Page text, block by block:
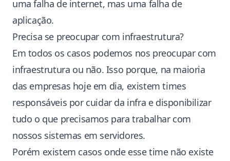
uma falha de internet, mas uma falha de
aplicação.
Precisa se preocupar com infraestrutura?
Em todos os casos podemos nos preocupar com
infraestrutura ou não. Isso porque, na maioria
das empresas hoje em dia, existem times
responsáveis por cuidar da infra e disponibilizar
tudo o que precisamos para trabalhar com
nossos sistemas em servidores.
Porém existem casos onde esse time não existe